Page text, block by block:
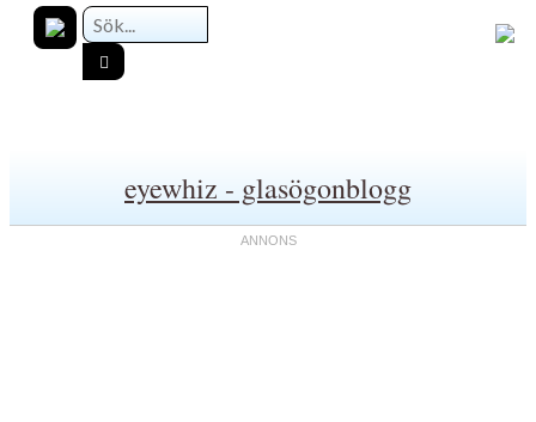
eyewhiz - glasögonblogg